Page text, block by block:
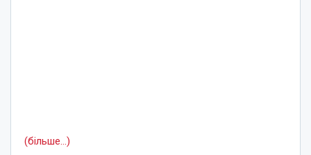
(більше…)